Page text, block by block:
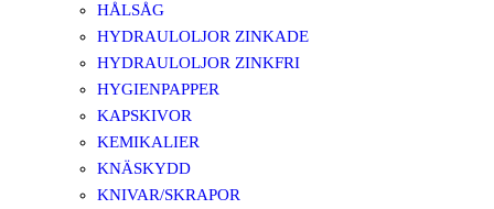
HÅLSÅG
HYDRAULOLJOR ZINKADE
HYDRAULOLJOR ZINKFRI
HYGIENPAPPER
KAPSKIVOR
KEMIKALIER
KNÄSKYDD
KNIVAR/SKRAPOR